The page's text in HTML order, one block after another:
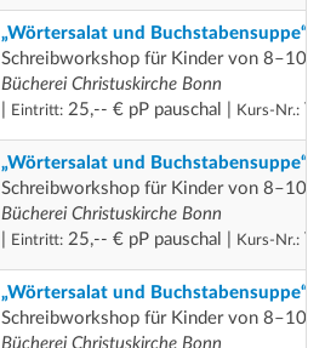
„Wörtersalat und Buchstabensuppe“
Schreibworkshop für Kinder von 8–10
Bücherei Christuskirche Bonn
Eintritt: 25,-- € pP pauschal | Kurs-Nr.:
„Wörtersalat und Buchstabensuppe“
Schreibworkshop für Kinder von 8–10
Bücherei Christuskirche Bonn
Eintritt: 25,-- € pP pauschal | Kurs-Nr.:
„Wörtersalat und Buchstabensuppe“
Schreibworkshop für Kinder von 8–10
Bücherei Christuskirche Bonn